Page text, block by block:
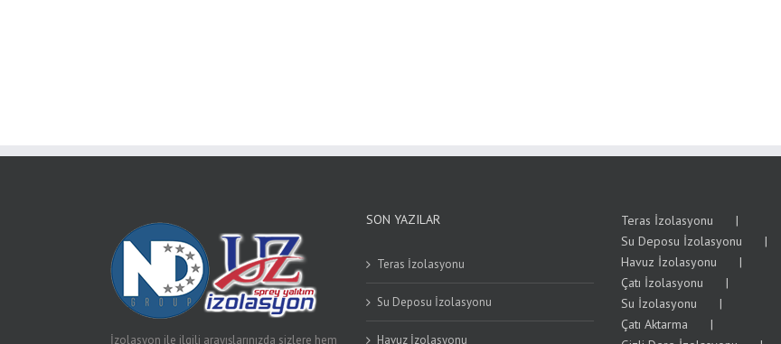
İzolasyon ile ilgili arayışlarınızda sizlere hem
SON YAZILAR
Teras İzolasyonu
Su Deposu İzolasyonu
Havuz İzolasyonu
Teras İzolasyonu
Su Deposu İzolasyonu
Havuz İzolasyonu
Çatı İzolasyonu
Su İzolasyonu
Çatı Aktarma